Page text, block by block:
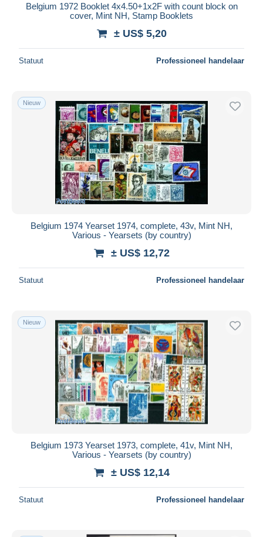
Belgium 1972 Booklet 4x4.50+1x2F with count block on
cover, Mint NH, Stamp Booklets
± US$ 5,20
Statuut Professioneel handelaar
Nieuw
Belgium 1974 Yearset 1974, complete, 43v, Mint NH,
Various - Yearsets (by country)
± US$ 12,72
Statuut Professioneel handelaar
Nieuw
Belgium 1973 Yearset 1973, complete, 41v, Mint NH,
Various - Yearsets (by country)
± US$ 12,14
Statuut Professioneel handelaar